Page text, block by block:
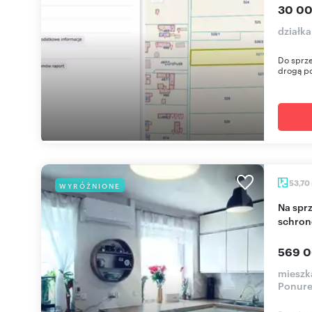
30
Do
drogą
WYRÓŻNIONE 53,70
Na sprzedaż słoneczne 54 m² z prywatnym
569